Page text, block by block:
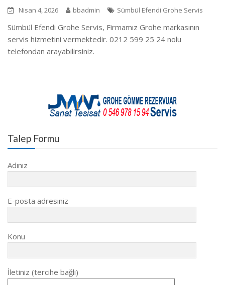
Nisan 4, 2026 bbadmin Sümbül Efendi Grohe Servis
Sümbül Efendi Grohe Servis, Firmamız Grohe markasının
servis hizmetini vermektedir. 0212 599 25 24 nolu
telefondan arayabilirsiniz.
Talep Formu
Adınız
E-posta adresiniz
Konu
İletiniz (tercihe bağlı)